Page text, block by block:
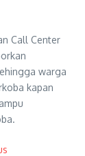
Call Center
warga
kapan